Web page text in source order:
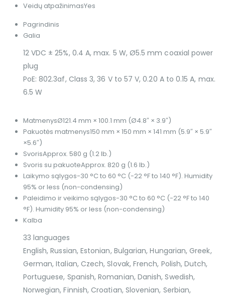
Veidų atpažinimasYes
Pagrindinis
Galia
12 VDC ± 25%, 0.4 A, max. 5 W, Ø5.5 mm coaxial power
plug
PoE: 802.3af, Class 3, 36 V to 57 V, 0.20 A to 0.15 A, max.
6.5 W
MatmenysØ121.4 mm × 100.1 mm (Ø4.8″ × 3.9″)
Pakuotės matmenys150 mm × 150 mm × 141 mm (5.9″ × 5.9″
×5.6″)
SvorisApprox. 580 g (1.2 lb.)
Svoris su pakuoteApprox. 820 g (1.6 lb.)
Laikymo sąlygos-30 °C to 60 °C (-22 °F to 140 °F). Humidity
95% or less (non-condensing)
Paleidimo ir veikimo sąlygos-30 °C to 60 °C (-22 °F to 140
°F). Humidity 95% or less (non-condensing)
Kalba
33 languages
English, Russian, Estonian, Bulgarian, Hungarian, Greek,
German, Italian, Czech, Slovak, French, Polish, Dutch,
Portuguese, Spanish, Romanian, Danish, Swedish,
Norwegian, Finnish, Croatian, Slovenian, Serbian,